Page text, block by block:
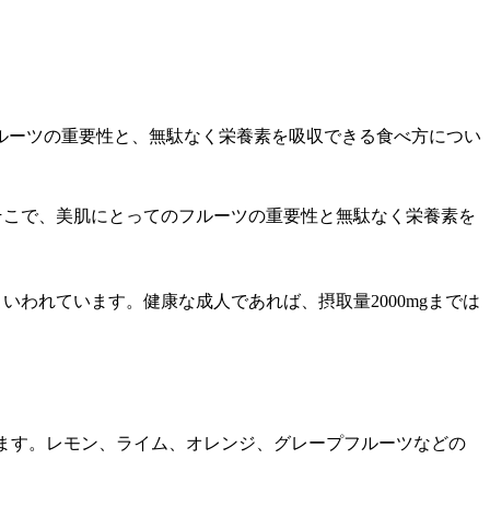
ツの重要性と、無駄なく栄養素を吸収できる食べ方につい
で、美肌にとってのフルーツの重要性と無駄なく栄養素を
われています。健康な成人であれば、摂取量2000mgまでは
す。レモン、ライム、オレンジ、グレープフルーツなどの